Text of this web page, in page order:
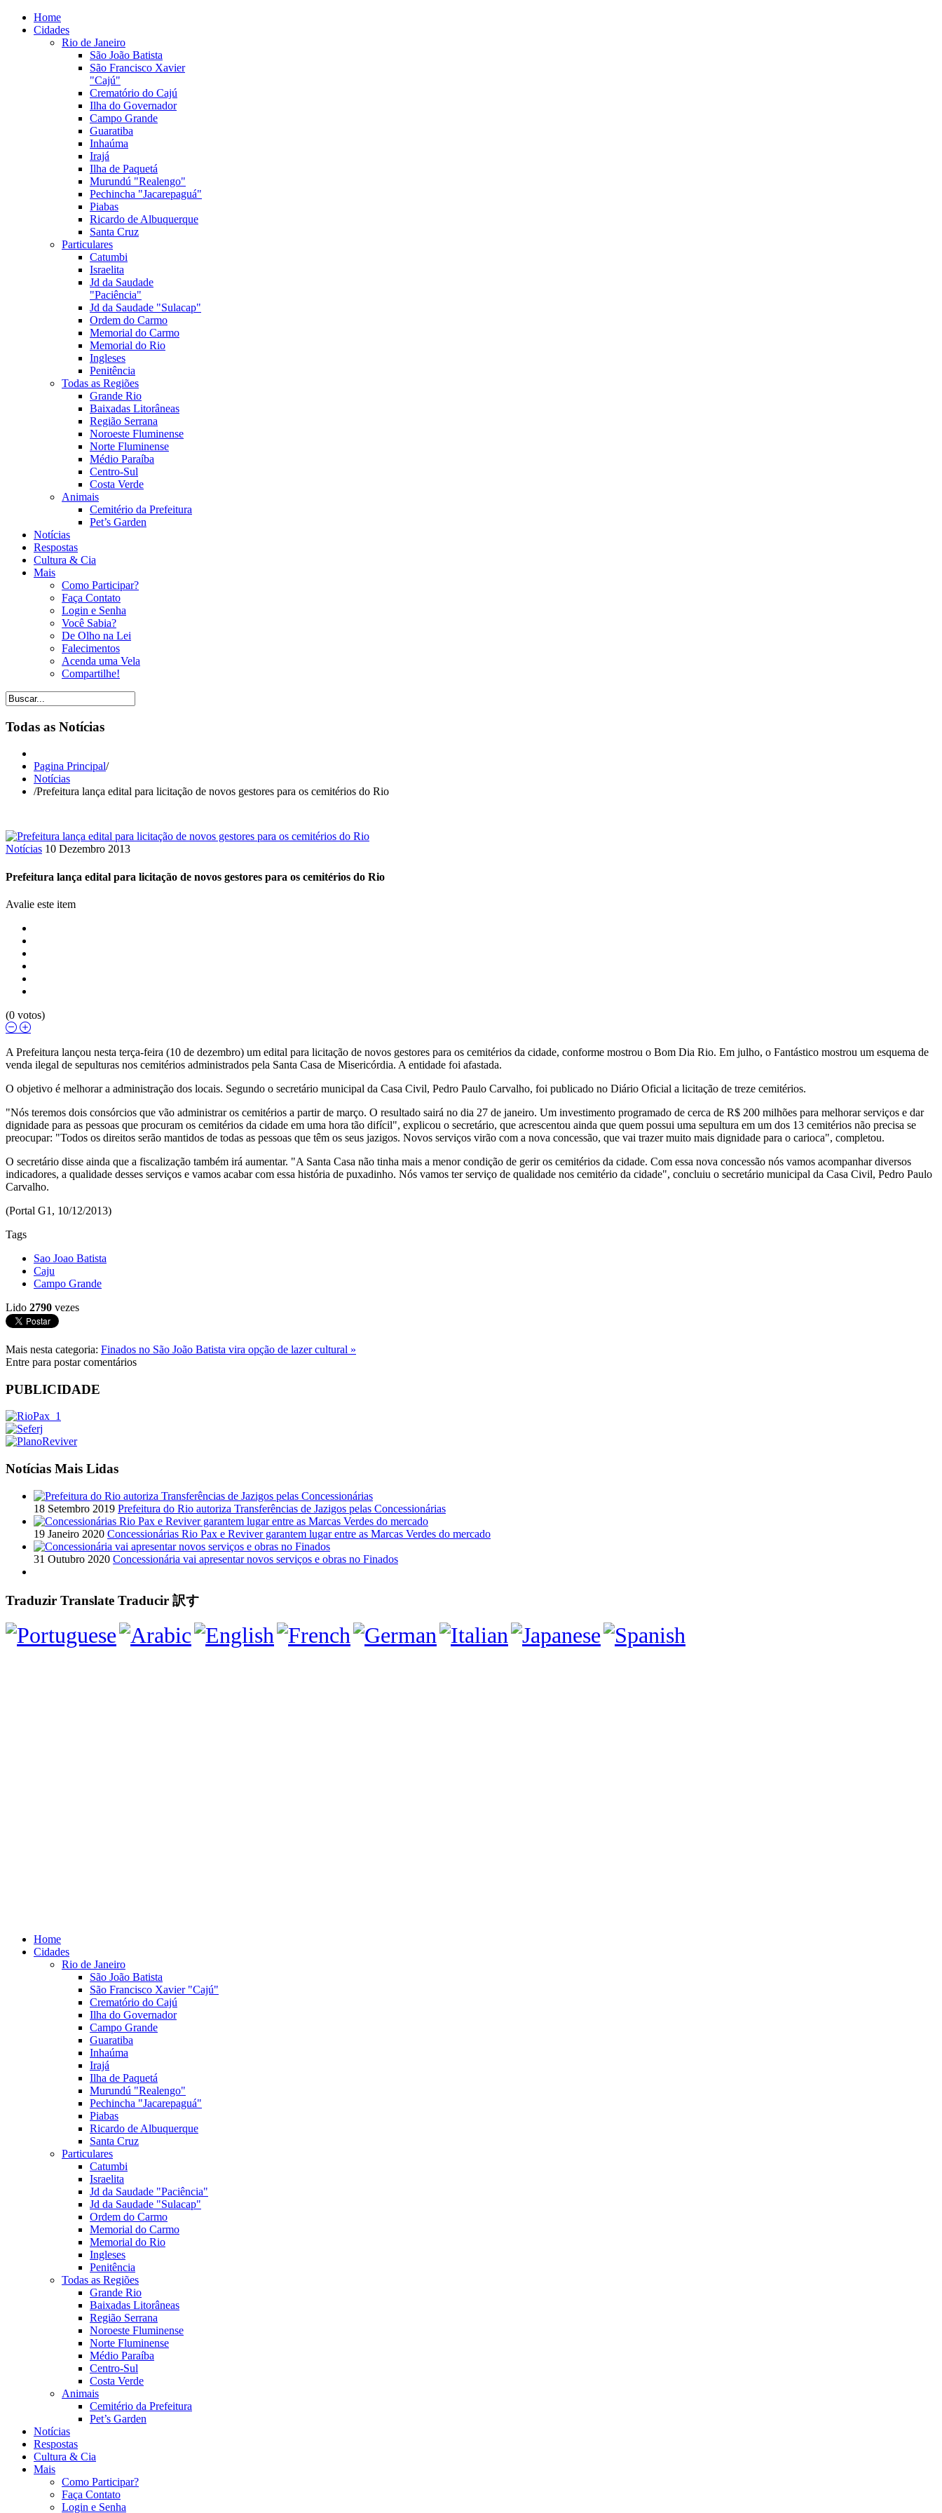
Home
Cidades
Rio de Janeiro
São João Batista
São Francisco Xavier
"Cajú"
Crematório do Cajú
Ilha do Governador
Campo Grande
Guaratiba
Inhaúma
Irajá
Ilha de Paquetá
Murundú "Realengo"
Pechincha "Jacarepaguá"
Piabas
Ricardo de Albuquerque
Santa Cruz
Particulares
Catumbi
Israelita
Jd da Saudade
"Paciência"
Jd da Saudade "Sulacap"
Ordem do Carmo
Memorial do Carmo
Memorial do Rio
Ingleses
Penitência
Todas as Regiões
Grande Rio
Baixadas Litorâneas
Região Serrana
Noroeste Fluminense
Norte Fluminense
Médio Paraíba
Centro-Sul
Costa Verde
Animais
Cemitério da Prefeitura
Pet’s Garden
Notícias
Respostas
Cultura & Cia
Mais
Como Participar?
Faça Contato
Login e Senha
Você Sabia?
De Olho na Lei
Falecimentos
Acenda uma Vela
Compartilhe!
Todas as Notícias
Pagina Principal/
Notícias
/Prefeitura lança edital para licitação de novos gestores para os cemitérios do Rio
Notícias 10 Dezembro 2013
Prefeitura lança edital para licitação de novos gestores para os cemitérios do Rio
Avalie este item
(0 votos)
A Prefeitura lançou nesta terça-feira (10 de dezembro) um edital para licitação de novos gestores para os cemitérios da cidade, conforme mostrou o Bom Dia Rio. Em julho, o Fantástico mostrou um esquema de
venda ilegal de sepulturas nos cemitérios administrados pela Santa Casa de Misericórdia. A entidade foi afastada.
O objetivo é melhorar a administração dos locais. Segundo o secretário municipal da Casa Civil, Pedro Paulo Carvalho, foi publicado no Diário Oficial a licitação de treze cemitérios.
"Nós teremos dois consórcios que vão administrar os cemitérios a partir de março. O resultado sairá no dia 27 de janeiro. Um investimento programado de cerca de R$ 200 milhões para melhorar serviços e dar
dignidade para as pessoas que procuram os cemitérios da cidade em uma hora tão difícil", explicou o secretário, que acrescentou ainda que quem possui uma sepultura em um dos 13 cemitérios não precisa se
preocupar: "Todos os direitos serão mantidos de todas as pessoas que têm os seus jazigos. Novos serviços virão com a nova concessão, que vai trazer muito mais dignidade para o carioca", completou.
O secretário disse ainda que a fiscalização também irá aumentar. "A Santa Casa não tinha mais a menor condição de gerir os cemitérios da cidade. Com essa nova concessão nós vamos acompanhar diversos
indicadores, a qualidade desses serviços e vamos acabar com essa história de puxadinho. Nós vamos ter serviço de qualidade nos cemitério da cidade", concluiu o secretário municipal da Casa Civil, Pedro Paulo
Carvalho.
(Portal G1, 10/12/2013)
Tags
Sao Joao Batista
Caju
Campo Grande
Lido 2790 vezes
Mais nesta categoria: Finados no São João Batista vira opção de lazer cultural »
Entre para postar comentários
PUBLICIDADE
Notícias Mais Lidas
18 Setembro 2019 Prefeitura do Rio autoriza Transferências de Jazigos pelas Concessionárias
19 Janeiro 2020 Concessionárias Rio Pax e Reviver garantem lugar entre as Marcas Verdes do mercado
31 Outubro 2020 Concessionária vai apresentar novos serviços e obras no Finados
Traduzir Translate Traducir 訳す
Home
Cidades
Rio de Janeiro
São João Batista
São Francisco Xavier "Cajú"
Crematório do Cajú
Ilha do Governador
Campo Grande
Guaratiba
Inhaúma
Irajá
Ilha de Paquetá
Murundú "Realengo"
Pechincha "Jacarepaguá"
Piabas
Ricardo de Albuquerque
Santa Cruz
Particulares
Catumbi
Israelita
Jd da Saudade "Paciência"
Jd da Saudade "Sulacap"
Ordem do Carmo
Memorial do Carmo
Memorial do Rio
Ingleses
Penitência
Todas as Regiões
Grande Rio
Baixadas Litorâneas
Região Serrana
Noroeste Fluminense
Norte Fluminense
Médio Paraíba
Centro-Sul
Costa Verde
Animais
Cemitério da Prefeitura
Pet’s Garden
Notícias
Respostas
Cultura & Cia
Mais
Como Participar?
Faça Contato
Login e Senha